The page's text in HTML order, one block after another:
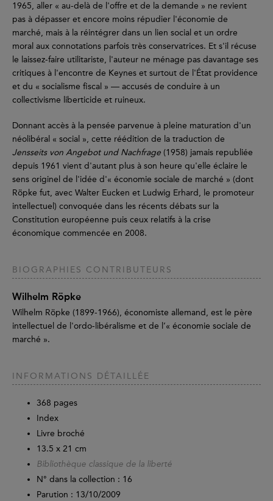
1965, aller « au-delà de l'offre et de la demande » ne revient
pas à dépasser et encore moins répudier l'économie de
marché, mais à la réintégrer dans un lien social et un ordre
moral aux connotations parfois très conservatrices. Et s'il récuse
le laissez-faire utilitariste, l'auteur ne ménage pas davantage ses
critiques à l'encontre de Keynes et surtout de l'État providence
et du « socialisme fiscal » — accusés de conduire à un
collectivisme liberticide et ruineux.
Donnant accès à la pensée parvenue à pleine maturation d'un
néolibéral « social », cette réédition de la traduction de
Jensseits von Angebot und Nachfrage (1958) jamais republiée
depuis 1961 vient d'autant plus à son heure qu'elle éclaire le
sens originel de l'idée d'« économie sociale de marché » (dont
Röpke fut, avec Walter Eucken et Ludwig Erhard, le promoteur
intellectuel) convoquée dans les récents débats sur la
Constitution européenne puis ceux relatifs à la crise
économique commencée en 2008.
BIOGRAPHIES CONTRIBUTEURS
Wilhelm Röpke
Wilhelm Röpke (1899-1966), économiste allemand, est le père
intellectuel de l'ordo-libéralisme et de l’« économie sociale de
marché ».
INFORMATIONS DÉTAILLÉE
368 pages
Index
Livre broché
13.5 x 21 cm
Bibliothèque classique de la liberté
N° dans la collection : 16
Parution : 13/10/2009